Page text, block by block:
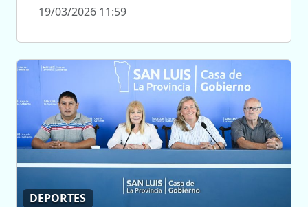
19/03/2026 11:59
DEPORTES